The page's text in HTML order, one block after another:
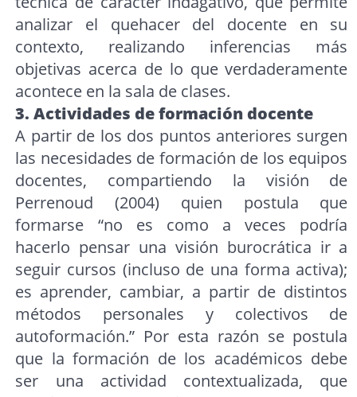
analizar el quehacer del docente en su
contexto, realizando inferencias más
objetivas acerca de lo que verdaderamente
acontece en la sala de clases.
3. Actividades de formación docente
A partir de los dos puntos anteriores surgen
las necesidades de formación de los equipos
docentes, compartiendo la visión de
Perrenoud (2004) quien postula que
formarse “no es como a veces podría
hacerlo pensar una visión burocrática ir a
seguir cursos (incluso de una forma activa);
es aprender, cambiar, a partir de distintos
métodos personales y colectivos de
autoformación.” Por esta razón se postula
que la formación de los académicos debe
ser una actividad contextualizada, que